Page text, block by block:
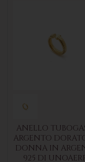
ANELLO
ARGENTO
DONNA IN
925 DI